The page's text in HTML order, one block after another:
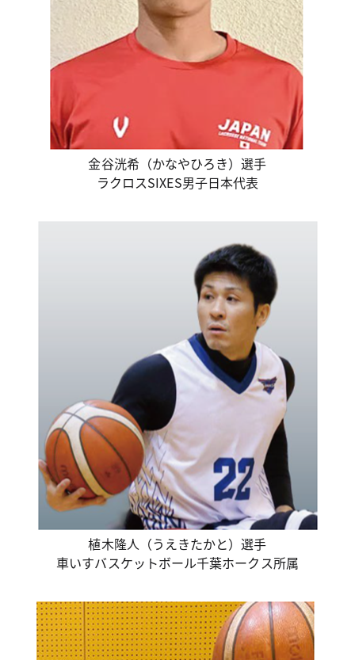
金谷洸希（かなやひろき）選手
ラクロスSIXES男子日本代表
植木隆人（うえきたかと）選手
車いすバスケットボール千葉ホークス所属